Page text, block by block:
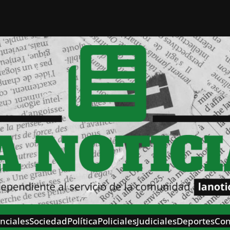
SociedadPolíticaPolicialesJudicialesDeportes